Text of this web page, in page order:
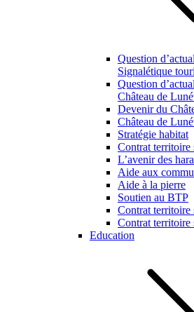
Question
Signalétique
Question
Château de
Devenir du
Château de
Stratégie habitat
Contrat territoire
L’avenir des
Aide aux
Aide à la pierre
Soutien au BTP
Contrat territoire
Contrat territoire
Education